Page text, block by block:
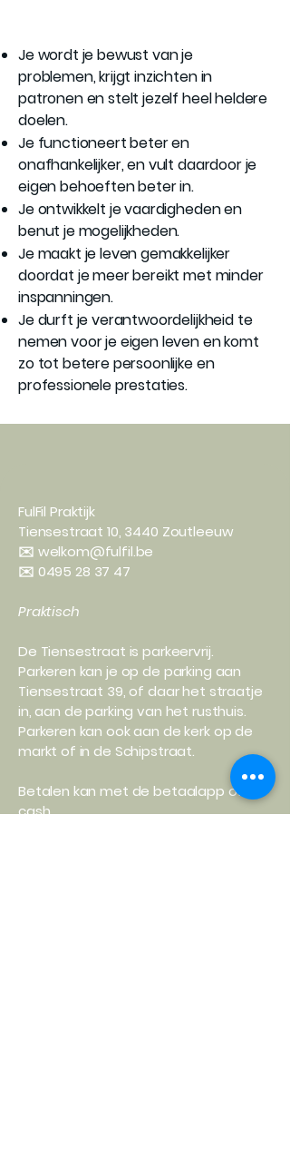
Je wordt je bewust van je
problemen, krijgt inzichten in
patronen en stelt jezelf heel heldere
doelen.
Je functioneert beter en
onafhankelijker, en vult daardoor je
eigen behoeften beter in.
Je ontwikkelt je vaardigheden en
benut je mogelijkheden.
Je maakt je leven gemakkelijker
doordat je meer bereikt met minder
inspanningen.
Je durft je verantwoordelijkheid te
nemen voor je eigen leven en komt
zo tot betere persoonlijke en
professionele prestaties.
FulFil Praktijk
Tiensestraat 10, 3440 Zoutleeuw
✉️ welkom@fulfil.be
✉️ 0495 28 37 47
Praktisch
De Tiensestraat is parkeervrij.
Parkeren kan je op de parking aan
Tiensestraat 39, of daar het straatje
in, aan de parking van het rusthuis.
Parkeren kan ook aan de kerk op de
markt of in de Schipstraat.
Betalen kan met de betaalapp of
cash.